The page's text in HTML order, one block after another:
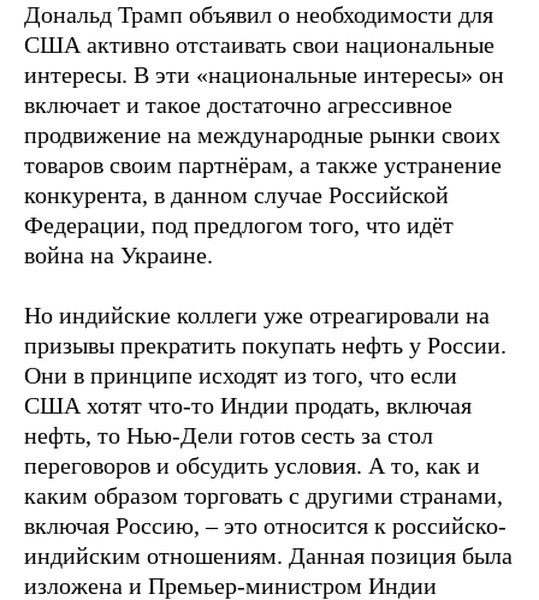
Дональд Трамп объявил о необходимости для
США активно отстаивать свои национальные
интересы. В эти «национальные интересы» он
включает и такое достаточно агрессивное
продвижение на международные рынки своих
товаров своим партнёрам, а также устранение
конкурента, в данном случае Российской
Федерации, под предлогом того, что идёт
война на Украине.
Но индийские коллеги уже отреагировали на
призывы прекратить покупать нефть у России.
Они в принципе исходят из того, что если
США хотят что-то Индии продать, включая
нефть, то Нью-Дели готов сесть за стол
переговоров и обсудить условия. А то, как и
каким образом торговать с другими странами,
включая Россию, – это относится к российско-
индийским отношениям. Данная позиция была
изложена и Премьер-министром Индии